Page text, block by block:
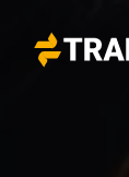
Transfeero